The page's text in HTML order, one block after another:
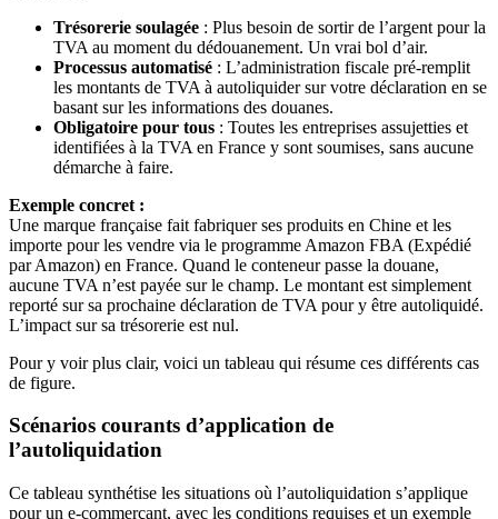
Trésorerie soulagée : Plus besoin de sortir de l’argent pour la
TVA au moment du dédouanement. Un vrai bol d’air.
Processus automatisé : L’administration fiscale pré-remplit
les montants de TVA à autoliquider sur votre déclaration en se
basant sur les informations des douanes.
Obligatoire pour tous : Toutes les entreprises assujetties et
identifiées à la TVA en France y sont soumises, sans aucune
démarche à faire.
Exemple concret :
Une marque française fait fabriquer ses produits en Chine et les
importe pour les vendre via le programme Amazon FBA (Expédié
par Amazon) en France. Quand le conteneur passe la douane,
aucune TVA n’est payée sur le champ. Le montant est simplement
reporté sur sa prochaine déclaration de TVA pour y être autoliquidé.
L’impact sur sa trésorerie est nul.
Pour y voir plus clair, voici un tableau qui résume ces différents cas
de figure.
Scénarios courants d’application de
l’autoliquidation
Ce tableau synthétise les situations où l’autoliquidation s’applique
pour un e-commerçant, avec les conditions requises et un exemple